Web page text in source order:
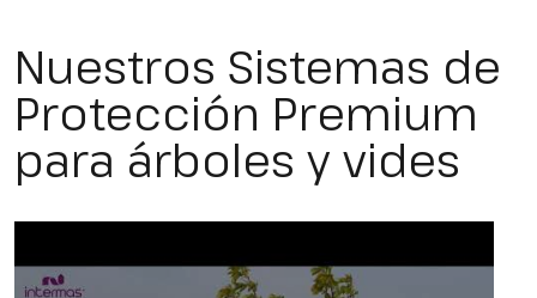
Nuestros Sistemas de
Protección Premium
para árboles y vides